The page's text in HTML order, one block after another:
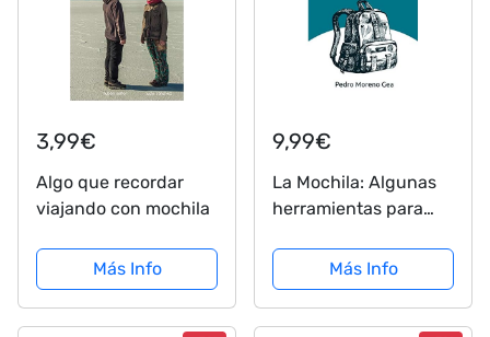
3,99€
Algo que recordar
viajando con mochila
Más Info
9,99€
La Mochila: Algunas
herramientas para
funcione mejor
Más Info